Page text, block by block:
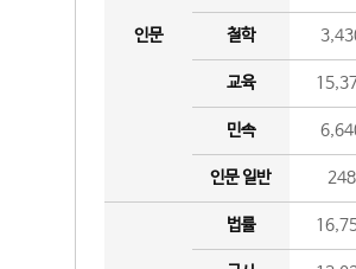
인문 철학
교육
민속
인문 일반 248
법률